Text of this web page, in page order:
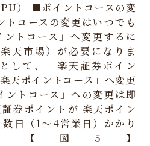
）
■ポイントコースの変
トコースの変更はいつでも
トコース」へ変更するに
天市場）が必要になりま
して、「楽天証券ポイン
天ポイントコース」へ変更
ントコース」への変更は即
券ポイントが 楽天ポイン
日（1～4営業日）かかり
【図5】